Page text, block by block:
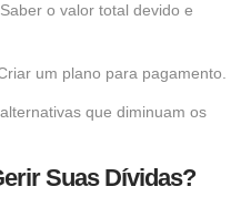
o valor total devido e
um plano para pagamento.
que diminuam os
Suas Dívidas?